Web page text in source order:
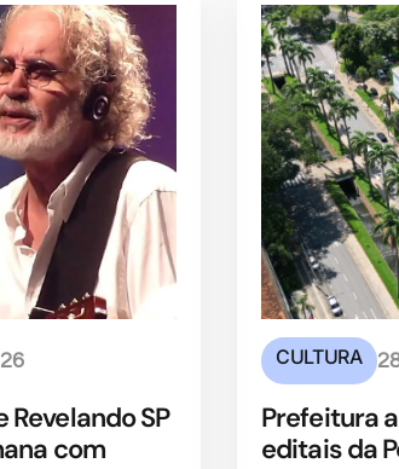
SP
com
CULTURA
Prefeitura
editais da